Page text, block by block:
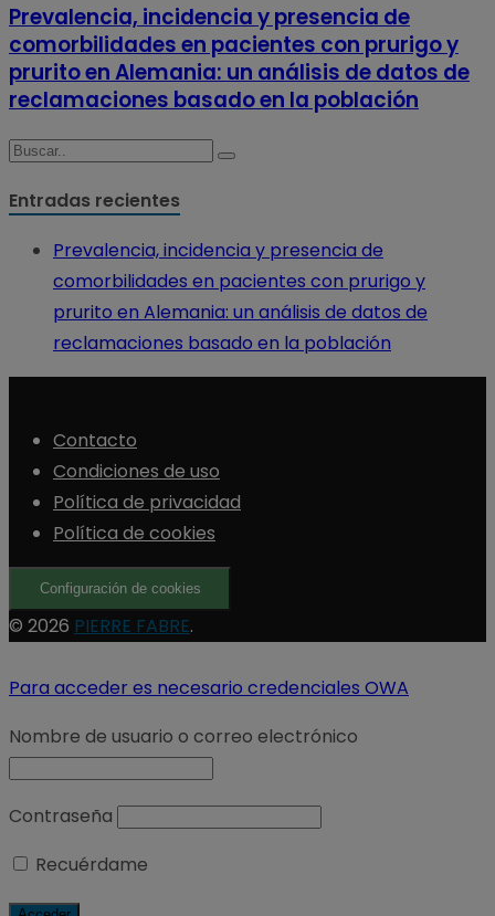
Prevalencia, incidencia y presencia de
comorbilidades en pacientes con prurigo y
prurito en Alemania: un análisis de datos de
reclamaciones basado en la población
Entradas recientes
Prevalencia, incidencia y presencia de
comorbilidades en pacientes con prurigo y
prurito en Alemania: un análisis de datos de
reclamaciones basado en la población
Contacto
Condiciones de uso
Política de privacidad
Política de cookies
Configuración de cookies
© 2026 PIERRE FABRE.
Para acceder es necesario credenciales OWA
Nombre de usuario o correo electrónico
Contraseña
Recuérdame